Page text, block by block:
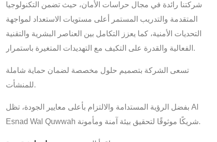
شركتنا رائدة في مجال حراسات الأمان، حيث تضمن التكنولوجيا
المتقدمة والتدريب المستمر أعلى مستويات الاستعداد لمواجهة
التحديات الأمنية، كما يعزز التكامل بين العناصر البشرية والتقنية
الفعالية والقدرة على التكيف مع التهديدات المتغيرة باستمرار.
تسعى الشركة بتصميم حلول مخصصة لضمان حماية شاملة
للمنشأت.
Al
Esnad Wal Quwwah
شريكًا موثوقًا لتحقيق بيئة آمنة ومأمونة.